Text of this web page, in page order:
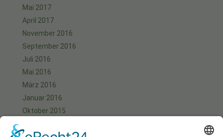
Mai 2017
April 2017
November 2016
September 2016
Juli 2016
Mai 2016
März 2016
Januar 2016
Oktober 2015